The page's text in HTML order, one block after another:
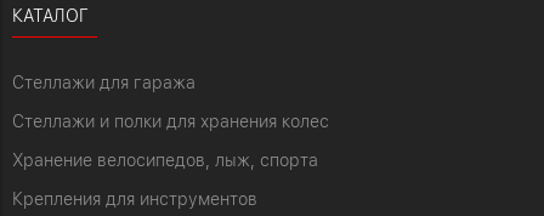
КАТАЛОГ
Стеллажи для гаража
Стеллажи и полки для хранения колес
Хранение велосипедов, лыж, спорта
Крепления для инструментов